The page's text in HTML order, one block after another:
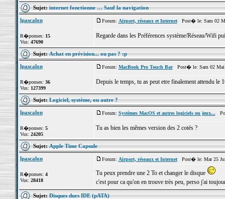
Sujet:internet fonctionne … Sauf la navigation
lpascalon
R�ponses: 15
Vus: 47690
Forum: Airport, réseaux et InternetPost� le: Sam 02
Regarde dans les Préférences système/Réseau/Wifi
Sujet:Achat en prévision... ou pas ? :p
lpascalon
R�ponses: 36
Vus: 127399
Forum: MacBook Pro Touch BarPost� le: Sam 02 Mai
Depuis le temps, tu as peut etre finalement attendu le
Sujet:Logiciel, système, ou autre ?
lpascalon
R�ponses: 5
Vus: 24205
Forum: Systèmes MacOS et autres logiciels ou jeux...
Tu as bien les mêmes version des 2 cotés ?
Sujet:Apple Time Capsule
lpascalon
R�ponses: 4
Vus: 28418
Forum: Airport, réseaux et InternetPost� le: Mar 25
Tu peux prendre une 2 To et changer le disque
c'est pour ca qu'on en trouve très peu, perso j'ai
Sujet:Disques durs IDE (pATA)